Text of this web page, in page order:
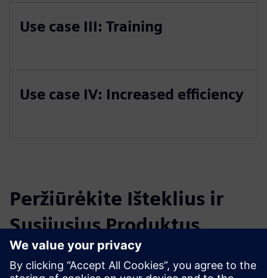
Use case III: Training
Use case IV: Increased efficiency
Peržiūrėkite Išteklius ir
Susijusius Produktus
Papildoma Informacija ir Ištekliai